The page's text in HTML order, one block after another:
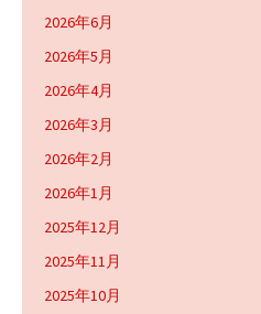
2026年6月
2026年5月
2026年4月
2026年3月
2026年2月
2026年1月
2025年12月
2025年11月
2025年10月